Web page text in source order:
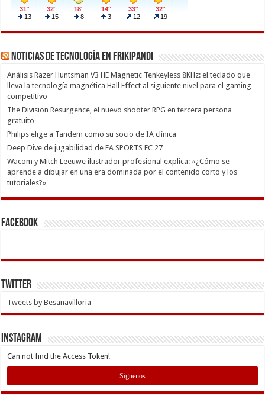
Noticias de Tecnología en Frikipandi
Análisis Razer Huntsman V3 HE Magnetic Tenkeyless 8KHz: el teclado que
lleva la tecnología magnética Hall Effect al siguiente nivel para el gaming
competitivo
The Division Resurgence, el nuevo shooter RPG en tercera persona
gratuito
Philips elige a Tandem como su socio de IA clínica
Deep Dive de jugabilidad de EA SPORTS FC 27
Wacom y Mitch Leeuwe ilustrador profesional explica: «¿Cómo se
aprende a dibujar en una era dominada por el contenido corto y los
tutoriales?»
Facebook
Twitter
Tweets by Besanavilloria
INSTAGRAM
Can not find the Access Token!
Siguenos